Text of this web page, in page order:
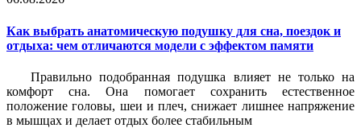
Как выбрать анатомическую подушку для сна, поездок и
отдыха: чем отличаются модели с эффектом памяти
Правильно подобранная подушка влияет не только на
комфорт сна. Она помогает сохранить естественное
положение головы, шеи и плеч, снижает лишнее напряжение
в мышцах и делает отдых более стабильным